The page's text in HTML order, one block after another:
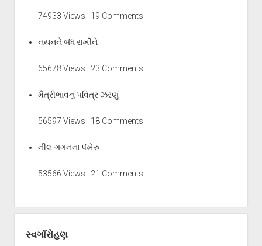
74933 Views | 19 Comments
નયનને બંધ રાખીને
65678 Views | 23 Comments
મૈત્રીભાવનું પવિત્ર ઝરણું
56597 Views | 18 Comments
નીલ ગગનના પંખેરુ
53566 Views | 21 Comments
સ્વર્ગારોહણ